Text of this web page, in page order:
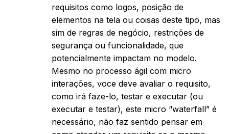
requisitos como logos, posição de
elementos na tela ou coisas deste tipo, mas
sim de regras de negócio, restrições de
segurança ou funcionalidade, que
potencialmente impactam no modelo.
Mesmo no processo ágil com micro
interações, voce deve avaliar o requisito,
como irá faze-lo, testar e executar (ou
executar e testar), este micro “waterfall” é
necessário, não faz sentido pensar em